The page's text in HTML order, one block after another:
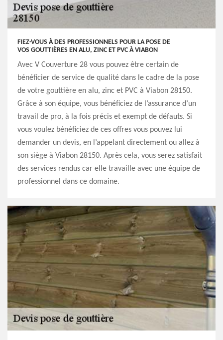
FIEZ-VOUS À DES PROFESSIONNELS POUR LA POSE DE
VOS GOUTTIÈRES EN ALU, ZINC ET PVC À VIABON
Avec V Couverture 28 vous pouvez être certain de
bénéficier de service de qualité dans le cadre de la pose
de votre gouttière en alu, zinc et PVC à Viabon 28150.
Grâce à son équipe, vous bénéficiez de l’assurance d’un
travail de pro, à la fois précis et exempt de défauts. Si
vous voulez bénéficiez de ces offres vous pouvez lui
demander un devis, en l’appelant directement ou allez à
son siège à Viabon 28150. Après cela, vous serez satisfait
des services rendus car elle travaille avec une équipe de
professionnel dans ce domaine.